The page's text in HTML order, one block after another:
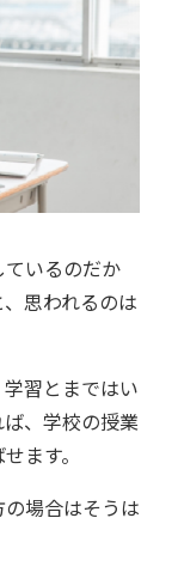
ているのだか
、思われるのは
習とまではい
、学校の授業
ます。
場合はそうは